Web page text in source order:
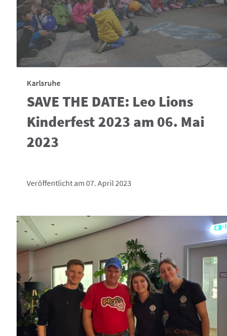
Karlsruhe
SAVE THE DATE: Leo Lions
Kinderfest 2023 am 06. Mai
2023
Veröffentlicht am 07. April 2023